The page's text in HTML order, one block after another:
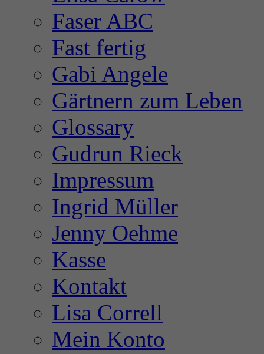
Faser ABC
Fast fertig
Gabi Angele
Gärtnern zum Leben
Glossary
Gudrun Rieck
Impressum
Ingrid Müller
Jenny Oehme
Kasse
Kontakt
Lisa Correll
Mein Konto